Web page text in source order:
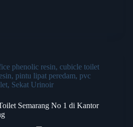
phenolic resin, cubicle toilet
, pintu lipat peredam, pvc
, Sekat Urinoir
Semarang No 1 di Kantor